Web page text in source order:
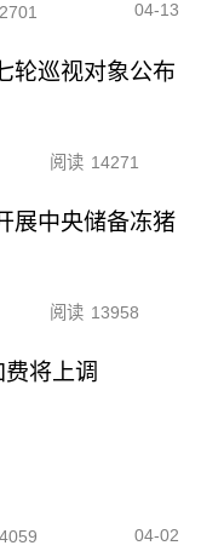
04-13
轮巡视对象公布
阅读 14271
展中央储备冻猪
阅读 13958
将上调
04-02